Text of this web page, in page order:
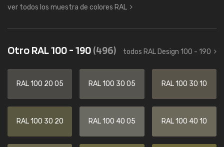
ver todos los muestra de colores RAL
Otro RAL 100 - 190(496) todos RAL Design 100 - 190
RAL 100 20 05 RAL 100 30 05 RAL 100 30 10
RAL 100 30 20 RAL 100 40 05 RAL 100 40 10